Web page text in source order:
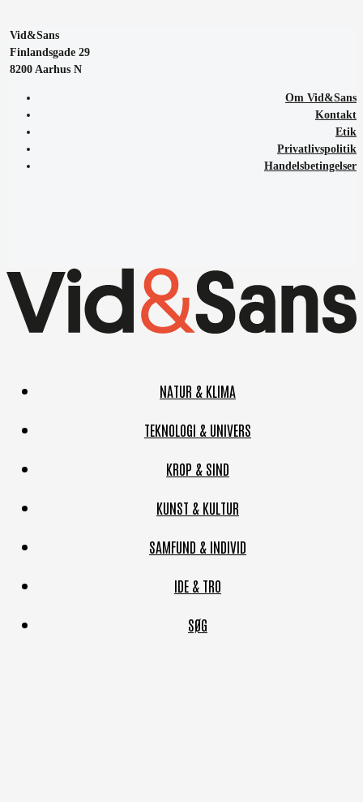
Vid&Sans
Finlandsgade 29
8200 Aarhus N
Om Vid&Sans
Kontakt
Etik
Privatlivspolitik
Handelsbetingelser
NATUR & KLIMA
TEKNOLOGI & UNIVERS
KROP & SIND
KUNST & KULTUR
SAMFUND & INDIVID
IDE & TRO
SØG